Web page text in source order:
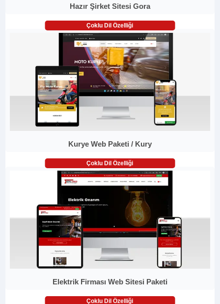
Hazır Şirket Sitesi Gora
Çoklu Dil Özelliği
Kurye Web Paketi / Kury
Çoklu Dil Özelliği
Elektrik Firması Web Sitesi Paketi
Çoklu Dil Özelliği